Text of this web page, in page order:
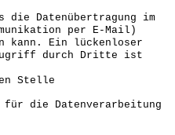
die Datenübertragung im
per E-Mail)
kann. Ein lückenloser
Zugriff durch Dritte ist
Stelle
die Datenverarbeitung